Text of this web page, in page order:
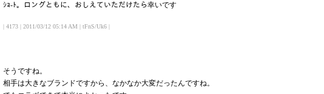
ｼｮ-ﾄ。ロングともに、おしえていただけたら幸いです
| 4173 | 2011/03/12 05:14 AM | tFnS/Uk6 |
そうですね。
相手は大きなブランドですから、なかなか大変だったんですね。